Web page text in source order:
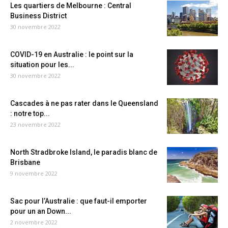
Les quartiers de Melbourne : Central
Business District
30 novembre 2022
COVID-19 en Australie : le point sur la
situation pour les...
30 novembre 2022
Cascades à ne pas rater dans le Queensland
: notre top...
23 novembre 2022
North Stradbroke Island, le paradis blanc de
Brisbane
9 novembre 2022
Sac pour l’Australie : que faut-il emporter
pour un an Down...
2 novembre 2022